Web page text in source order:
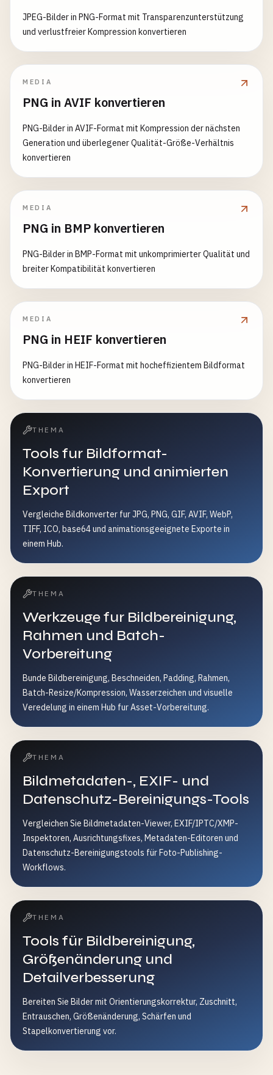
JPEG-Bilder in PNG-Format mit Transparenzunterstützung
und verlustfreier Kompression konvertieren
MEDIA
PNG in AVIF konvertieren
PNG-Bilder in AVIF-Format mit Kompression der nächsten
Generation und überlegener Qualität-Größe-Verhältnis
konvertieren
MEDIA
PNG in BMP konvertieren
PNG-Bilder in BMP-Format mit unkomprimierter Qualität und
breiter Kompatibilität konvertieren
MEDIA
PNG in HEIF konvertieren
PNG-Bilder in HEIF-Format mit hocheffizientem Bildformat
konvertieren
THEMA
Tools fur Bildformat-
Konvertierung und animierten
Export
Vergleiche Bildkonverter fur JPG, PNG, GIF, AVIF, WebP,
TIFF, ICO, base64 und animationsgeeignete Exporte in
einem Hub.
THEMA
Werkzeuge fur Bildbereinigung,
Rahmen und Batch-
Vorbereitung
Bunde Bildbereinigung, Beschneiden, Padding, Rahmen,
Batch-Resize/Kompression, Wasserzeichen und visuelle
Veredelung in einem Hub fur Asset-Vorbereitung.
THEMA
Bildmetadaten-, EXIF- und
Datenschutz-Bereinigungs-Tools
Vergleichen Sie Bildmetadaten-Viewer, EXIF/IPTC/XMP-
Inspektoren, Ausrichtungsfixes, Metadaten-Editoren und
Datenschutz-Bereinigungstools für Foto-Publishing-
Workflows.
THEMA
Tools für Bildbereinigung,
Größenänderung und
Detailverbesserung
Bereiten Sie Bilder mit Orientierungskorrektur, Zuschnitt,
Entrauschen, Größenänderung, Schärfen und
Stapelkonvertierung vor.